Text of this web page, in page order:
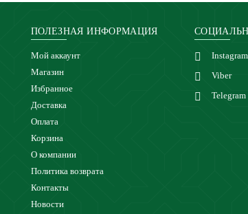
ПОЛЕЗНАЯ ИНФОРМАЦИЯ
Мой аккаунт
Магазин
Избранное
Доставка
Оплата
Корзина
О компании
Политика возврата
Контакты
Новости
Instagram
Viber
Telegram